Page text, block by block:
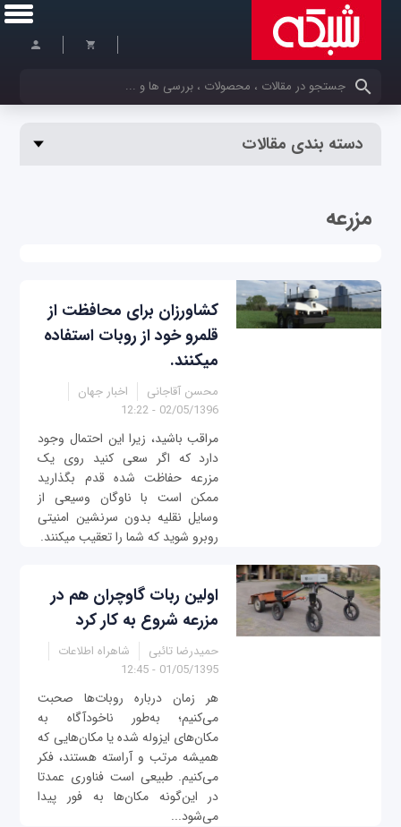
کلمات کلیدی خود را وارد کنید
دسته بندی مقالات
مزرعه
کشاورزان برای محافظت از
قلمرو خود از روبات استفاده
می‎کنند.
محسن آقاجانی
اخبار جهان
02/05/1396 - 12:22
مراقب باشید، زیرا این احتمال وجود
دارد که اگر سعی کنید روی یک
مزرعه حفاظت شده قدم بگذارید
ممکن است با ناوگان وسیعی از
وسایل نقلیه بدون سرنشین امنیتی
روبرو شوید كه شما را تعقیب می‎کنند.
اولین ربات گاوچران هم در
مزرعه شروع به کار کرد
حمیدرضا تائبی
شاهراه اطلاعات
01/05/1395 - 12:45
هر زمان درباره روبات‌ها صحبت
می‌کنیم؛ به‌طور ناخودآگاه به
مکان‌های ایزوله شده یا مکان‌هایی که
همیشه مرتب و آراسته هستند، فکر
می‌کنیم. طبیعی است فناوری عمدتا
در این‌گونه مکان‌ها به فور پیدا
می‌شود...